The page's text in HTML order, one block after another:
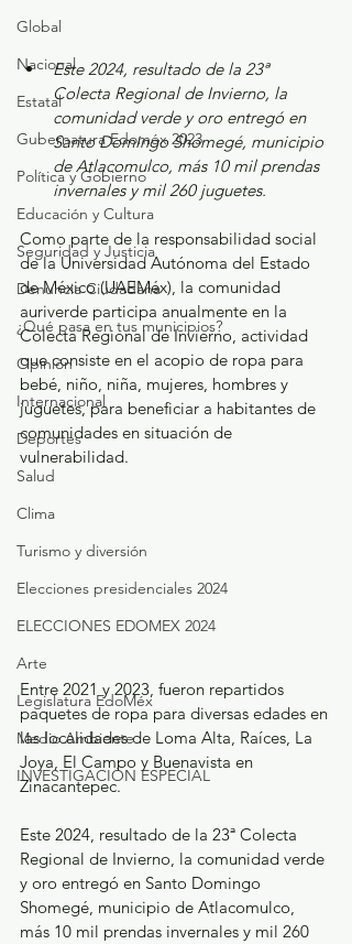
Global
Nacional
Estatal
Gubernatura Edoméx 2023
Política y Gobierno
Educación y Cultura
Seguridad y Justicia
Denuncia Ciudadana
¿Qué pasa en tus municipios?
Opinión
Internacional
Deportes
Salud
Clima
Turismo y diversión
Elecciones presidenciales 2024
ELECCIONES EDOMEX 2024
Arte
Legislatura EdoMéx
Medio Ambiente
INVESTIGACIÓN ESPECIAL
Este 2024, resultado de la 23ª
Colecta Regional de Invierno, la
comunidad verde y oro entregó en
Santo Domingo Shomegé, municipio
de Atlacomulco, más 10 mil prendas
invernales y mil 260 juguetes.
Como parte de la responsabilidad social
de la Universidad Autónoma del Estado
de México (UAEMéx), la comunidad
auriverde participa anualmente en la
Colecta Regional de Invierno, actividad
que consiste en el acopio de ropa para
bebé, niño, niña, mujeres, hombres y
juguetes, para beneficiar a habitantes de
comunidades en situación de
vulnerabilidad.
Entre 2021 y 2023, fueron repartidos
paquetes de ropa para diversas edades en
las localidades de Loma Alta, Raíces, La
Joya, El Campo y Buenavista en
Zinacantepec.
Este 2024, resultado de la 23ª Colecta
Regional de Invierno, la comunidad verde
y oro entregó en Santo Domingo
Shomegé, municipio de Atlacomulco,
más 10 mil prendas invernales y mil 260